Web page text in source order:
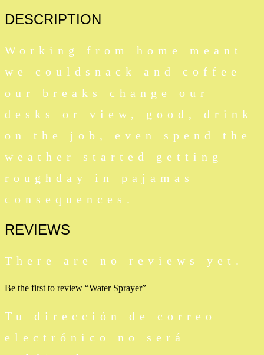
DESCRIPTION
Working from home meant
we couldsnack and coffee
our breaks change our
desks or view, good, drink
on the job, even spend the
weather started getting
roughday in pajamas
consequences.
REVIEWS
There are no reviews yet.
Be the first to review “Water Sprayer”
Tu dirección de correo
electrónico no será